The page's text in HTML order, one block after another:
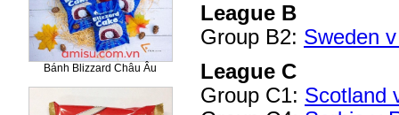
Bánh Blizzard Châu Âu
League B
Group B2: Sweden
League C
Group C1: Scotland